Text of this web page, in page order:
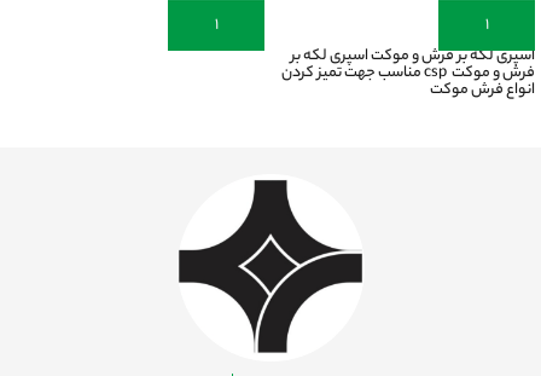
افزودن به سبد خرید
اسپری لکه بر فرش و موکت اسپری لکه بر
فرش و موکت csp مناسب جهت تمیز کردن
انواع فرش موکت
افزودن به سبد خرید